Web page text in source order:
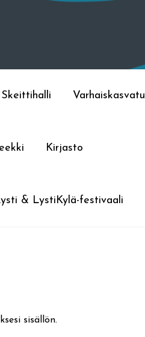
Skeittihalli
Kirjasto
& LystiKylä-festivaali
sisällön.